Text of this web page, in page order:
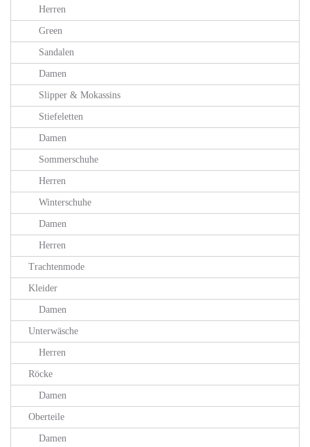
Herren
Green
Sandalen
Damen
Slipper & Mokassins
Stiefeletten
Damen
Sommerschuhe
Herren
Winterschuhe
Damen
Herren
Trachtenmode
Kleider
Damen
Unterwäsche
Herren
Röcke
Damen
Oberteile
Damen